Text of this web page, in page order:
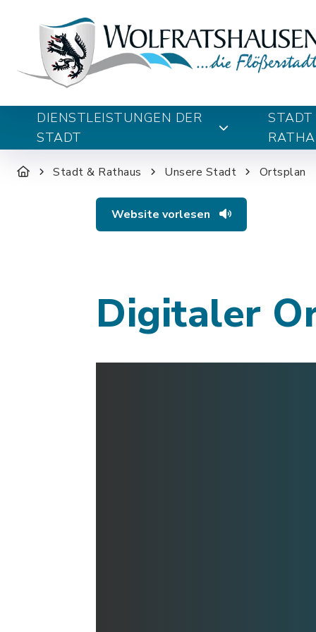
DIENSTLEISTUNGEN DER
STADT
STADT
Stadt & Rathaus Unsere Stadt Ortsplan
Website vorlesen
Digitaler